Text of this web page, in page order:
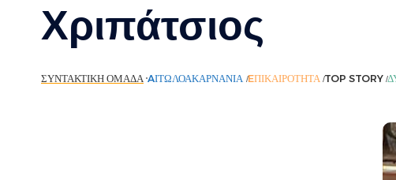
Χριπάτσιος
ΣΥΝΤΑΚΤΙΚΉ ΟΜΆΔΑ AΙΤΩΛΟΑΚΑΡΝΑΝΊΑ EΠΙΚΑΙΡΌΤΗΤΑ TOP STORY